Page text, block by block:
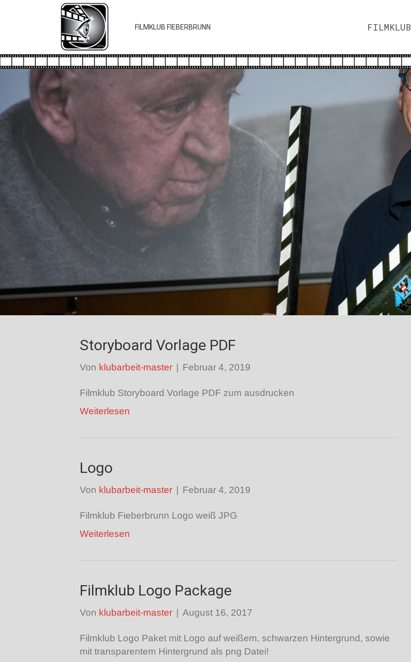
FILMKLUB FIEBERBRUNN FILMKLUB
Storyboard Vorlage PDF
Von klubarbeit-master Februar 4, 2019
Filmklub Storyboard Vorlage PDF zum ausdrucken
Weiterlesen
Logo
Von klubarbeit-master Februar 4, 2019
Filmklub Fieberbrunn Logo weiß JPG
Weiterlesen
Filmklub Logo Package
Von klubarbeit-master August 16, 2017
Filmklub Logo Paket mit Logo auf weißem, schwarzen Hintergrund, sowie
mit transparentem Hintergrund als png Datei!